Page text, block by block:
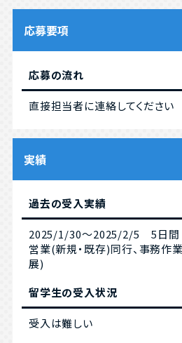
応募要項
応募の流れ
直接担当者に連絡してください
実績
過去の受入実績
2025/1/30～2025/2/5 5日
営業(新規・既存)同行、事務作
展)
留学生の受入状況
受入は難しい